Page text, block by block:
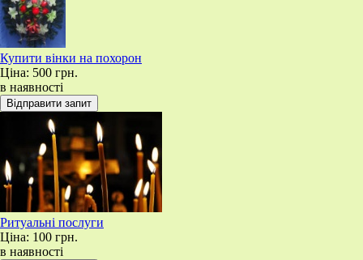
Купити вінки на похорон
Ціна: 500 грн.
в наявності
Ритуальні послуги
Ціна: 100 грн.
в наявності